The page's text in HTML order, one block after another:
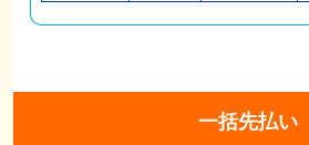
一括先払い